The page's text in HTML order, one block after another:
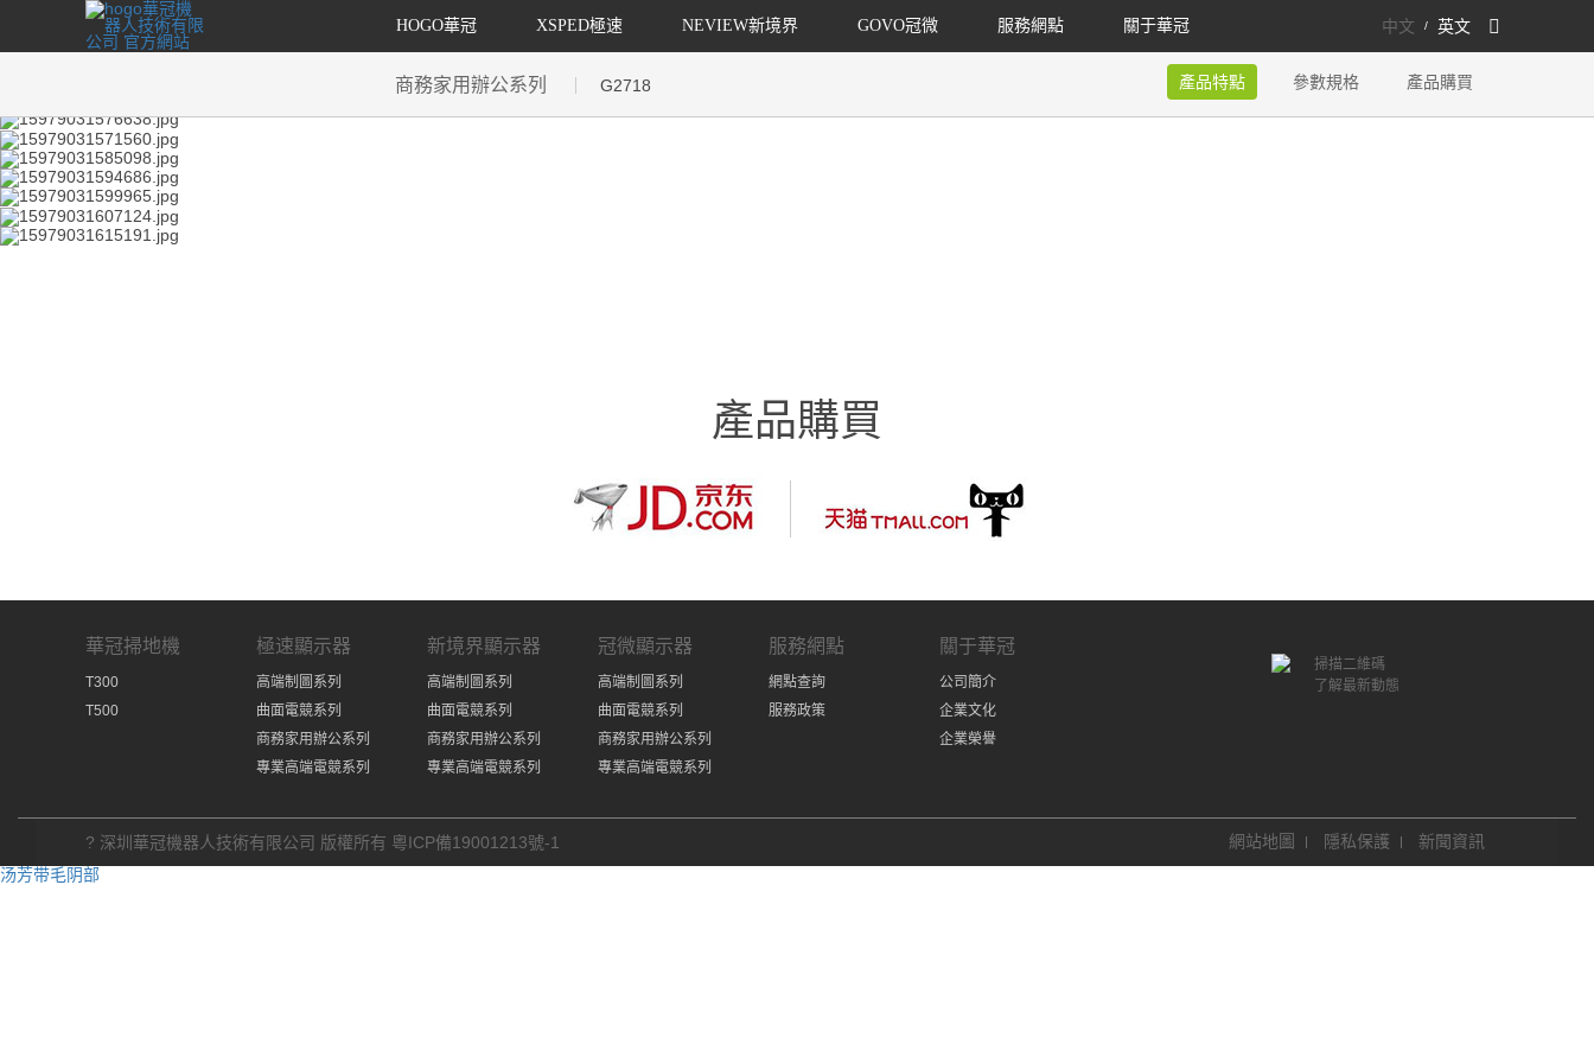
HOGO華冠 XSPED極速 NEVIEW新境界 GOVO冠微 服務網點 關于華冠 英文
/
中文
商務家用辦公系列 G2718 產品購買
參數規格
產品特點
產品購買
華冠掃地機
T300
T500
極速顯示器
高端制圖系列
曲面電競系列
商務家用辦公系列
專業高端電競系列
新境界顯示器
高端制圖系列
曲面電競系列
商務家用辦公系列
專業高端電競系列
冠微顯示器
高端制圖系列
曲面電競系列
商務家用辦公系列
專業高端電競系列
服務網點
網點查詢
服務政策
關于華冠
公司簡介
企業文化
企業榮譽
掃描二維碼
了解最新動態
? 深圳華冠機器人技術有限公司 版權所有 粵ICP備19001213號-1 網站地圖 隱私保護
新聞資訊
汤芳带毛阴部